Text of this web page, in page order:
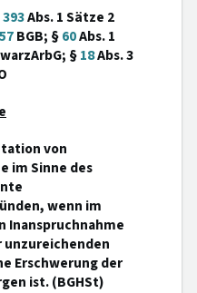
393Abs. 1 Sätze 2
BGB; §60Abs. 1
§18Abs. 3
von
im Sinne des
wenn im
Inanspruchnahme
unzureichenden
Erschwerung der
ist. (BGHSt)